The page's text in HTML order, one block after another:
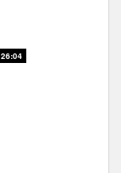
26:04